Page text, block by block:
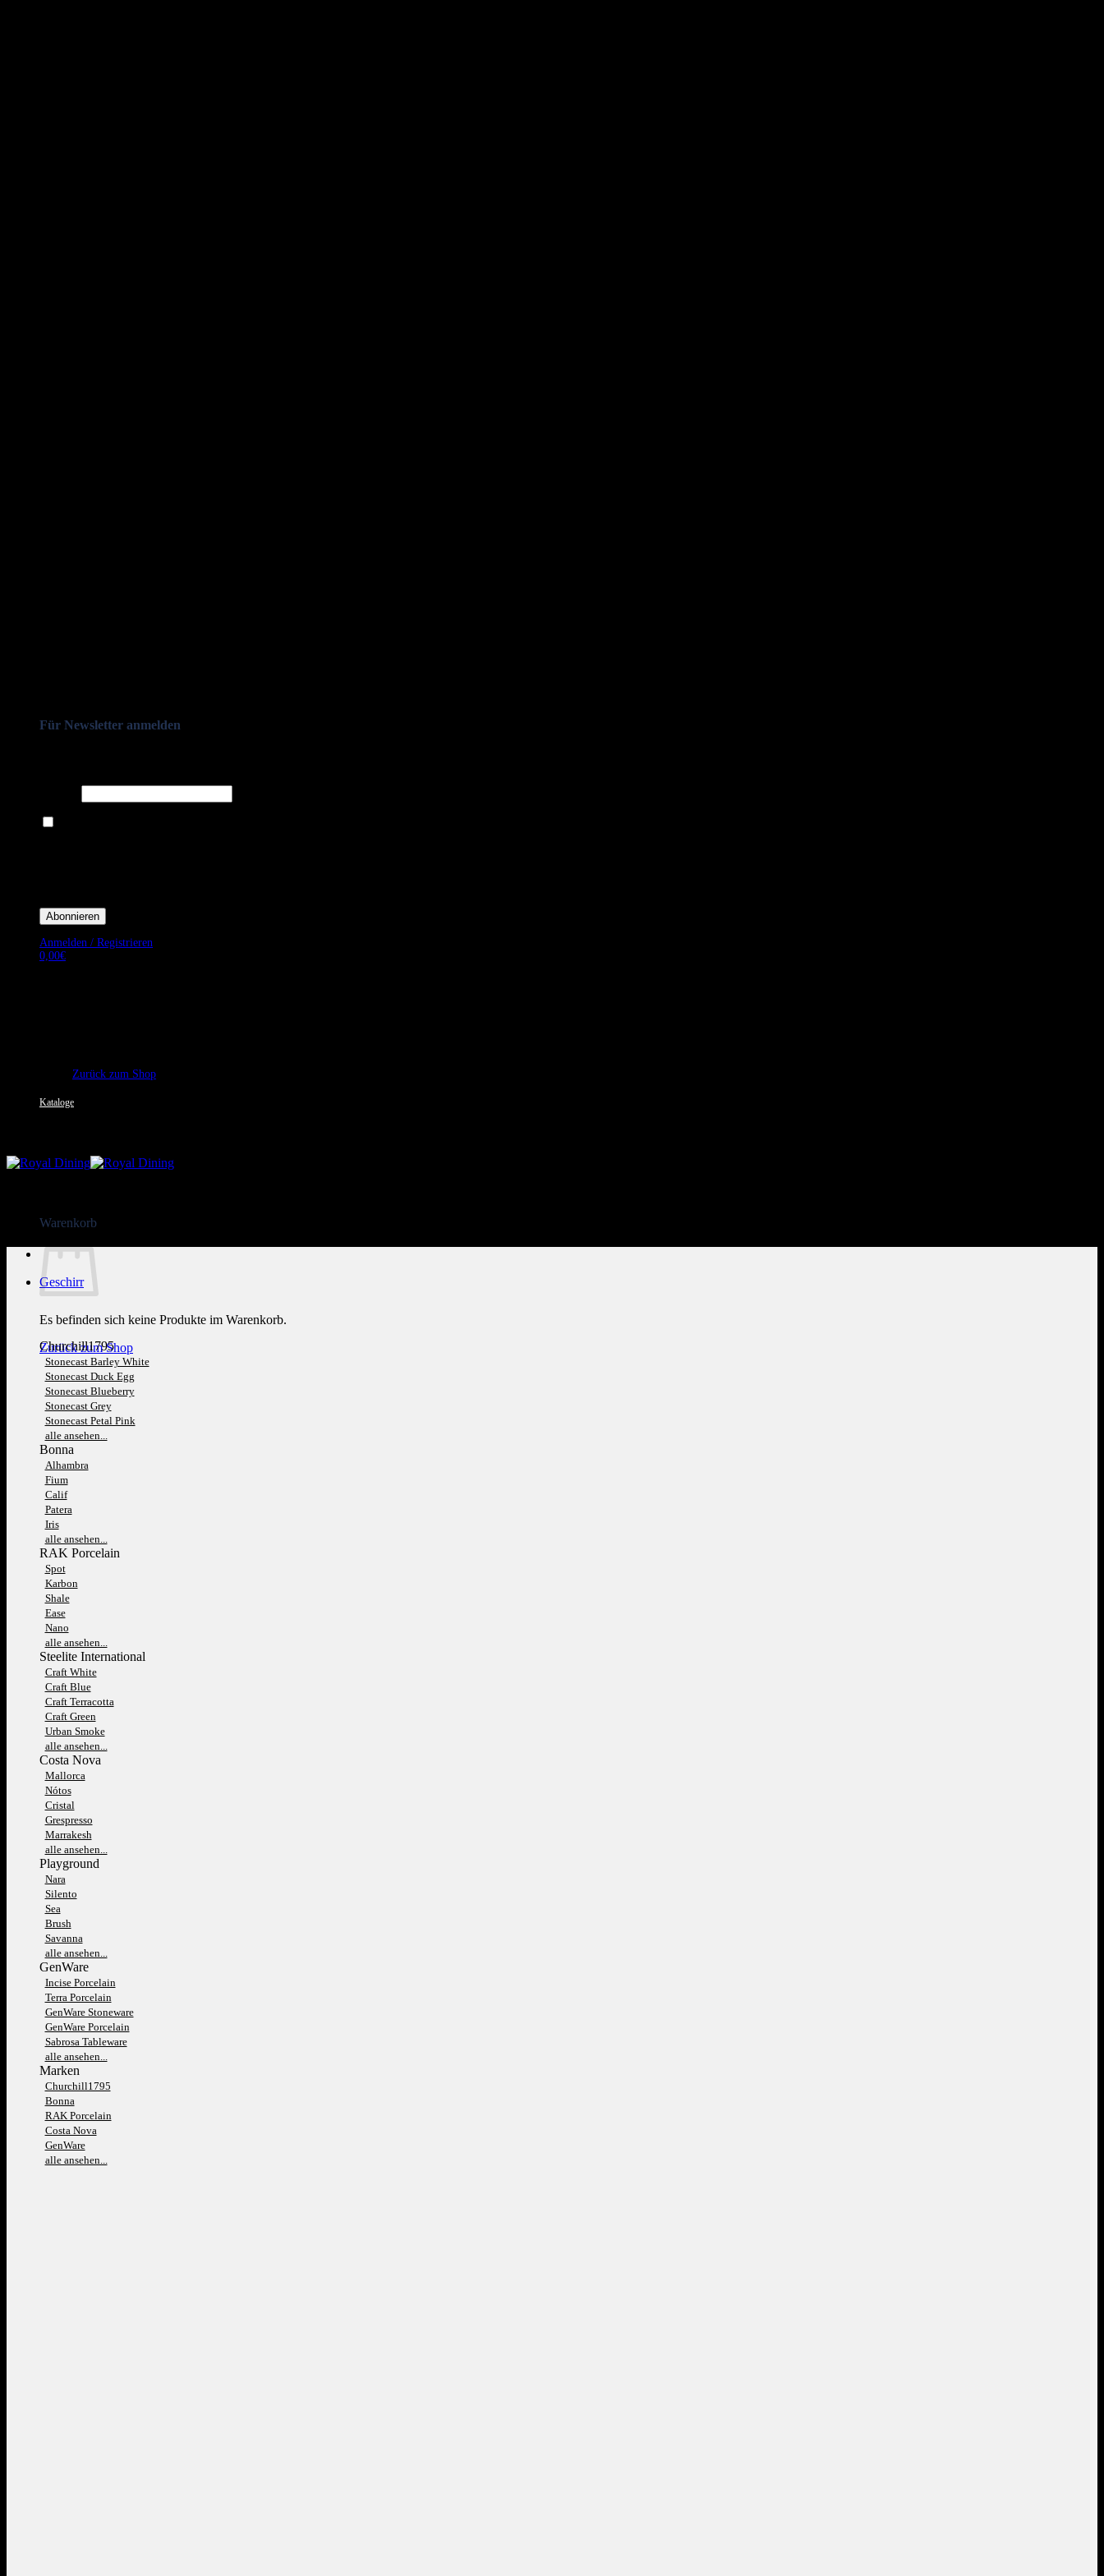
Für Newsletter anmelden
Anmelden / Registrieren
0,00€
Zurück zum Shop
Kataloge
Warenkorb
Es befinden sich keine Produkte im Warenkorb.
Zurück zum Shop
Geschirr
Churchill1795
Stonecast Barley White
Stonecast Duck Egg
Stonecast Blueberry
Stonecast Grey
Stonecast Petal Pink
alle ansehen...
Bonna
Alhambra
Fium
Calif
Patera
Iris
alle ansehen...
RAK Porcelain
Spot
Karbon
Shale
Ease
Nano
alle ansehen...
Steelite International
Craft White
Craft Blue
Craft Terracotta
Craft Green
Urban Smoke
alle ansehen...
Costa Nova
Mallorca
Nótos
Cristal
Grespresso
Marrakesh
alle ansehen...
Playground
Nara
Silento
Sea
Brush
Savanna
alle ansehen...
GenWare
Incise Porcelain
Terra Porcelain
GenWare Stoneware
GenWare Porcelain
Sabrosa Tableware
alle ansehen...
Marken
Churchill1795
Bonna
RAK Porcelain
Costa Nova
GenWare
alle ansehen...